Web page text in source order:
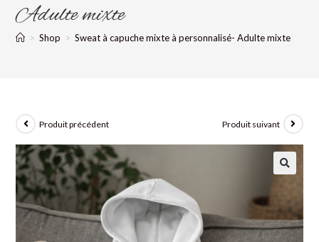
Adulte mixte
> Shop > Sweat à capuche mixte à personnalisé- Adulte mixte
Produit précédent Produit suivant